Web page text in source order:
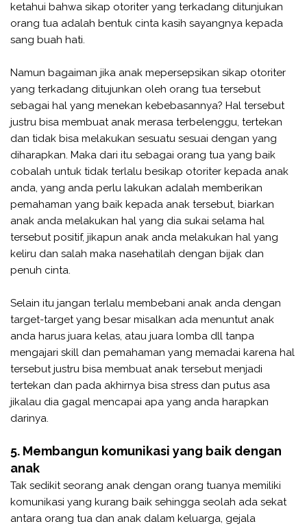
ketahui bahwa sikap otoriter yang terkadang ditunjukan
orang tua adalah bentuk cinta kasih sayangnya kepada
sang buah hati.
Namun bagaiman jika anak mepersepsikan sikap otoriter
yang terkadang ditujunkan oleh orang tua tersebut
sebagai hal yang menekan kebebasannya? Hal tersebut
justru bisa membuat anak merasa terbelenggu, tertekan
dan tidak bisa melakukan sesuatu sesuai dengan yang
diharapkan. Maka dari itu sebagai orang tua yang baik
cobalah untuk tidak terlalu besikap otoriter kepada anak
anda, yang anda perlu lakukan adalah memberikan
pemahaman yang baik kepada anak tersebut, biarkan
anak anda melakukan hal yang dia sukai selama hal
tersebut positif, jikapun anak anda melakukan hal yang
keliru dan salah maka nasehatilah dengan bijak dan
penuh cinta.
Selain itu jangan terlalu membebani anak anda dengan
target-target yang besar misalkan ada menuntut anak
anda harus juara kelas, atau juara lomba dll tanpa
mengajari skill dan pemahaman yang memadai karena hal
tersebut justru bisa membuat anak tersebut menjadi
tertekan dan pada akhirnya bisa stress dan putus asa
jikalau dia gagal mencapai apa yang anda harapkan
darinya.
5. Membangun komunikasi yang baik dengan
anak
Tak sedikit seorang anak dengan orang tuanya memiliki
komunikasi yang kurang baik sehingga seolah ada sekat
antara orang tua dan anak dalam keluarga, gejala